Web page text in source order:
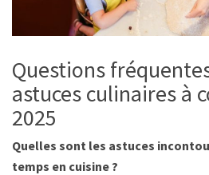
Questions
astuces culinaires à
2025
Quelles sont les astuces
temps en cuisine ?